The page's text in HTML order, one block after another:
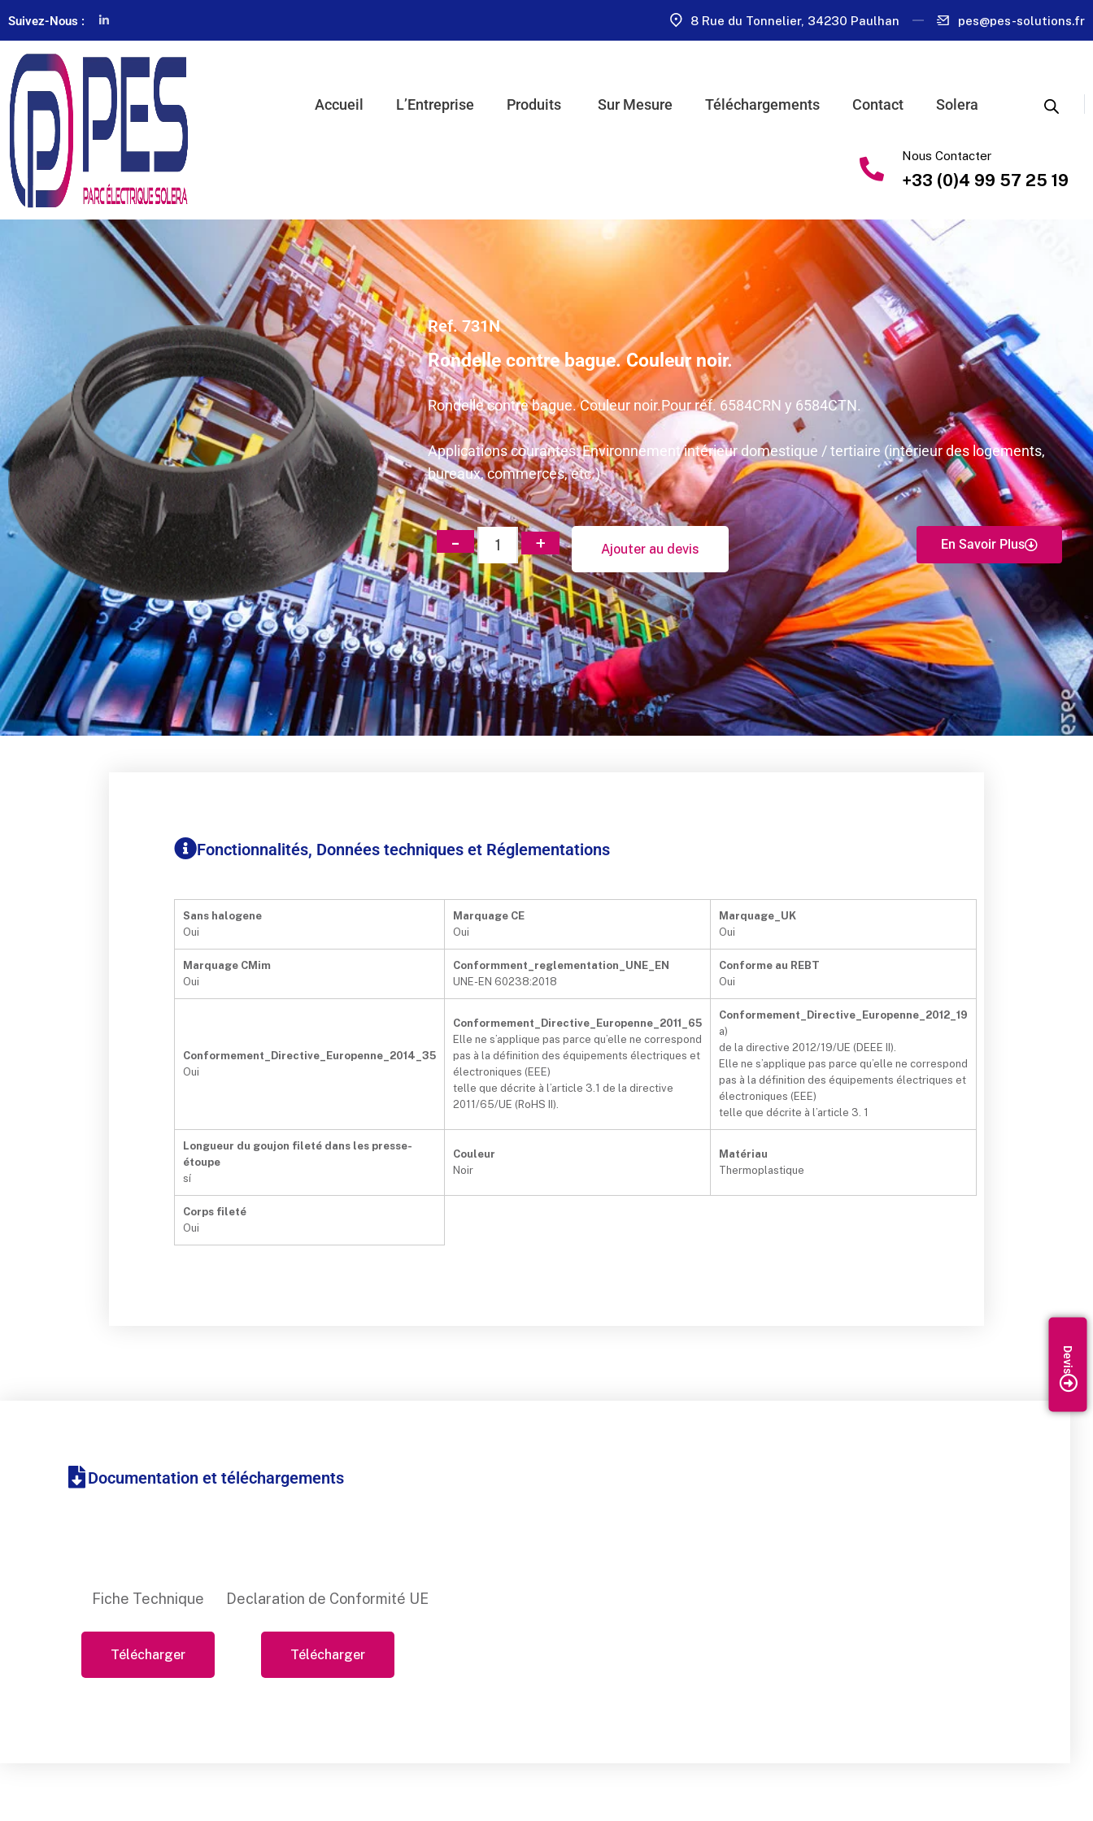
Suivez-Nous : 8 Rue du Tonnelier, 34230 Paulhan pes@pes-solutions.fr
Accueil L’Entreprise Produits Sur Mesure Téléchargements Contact Solera
Nous Contacter
+33 (0)4 99 57 25 19
Ref. 731N
Rondelle contre bague. Couleur noir.
Rondelle contre bague. Couleur noir.Pour réf. 6584CRN y 6584CTN.
Applications courantes: Environnement intérieur domestique / tertiaire (intérieur des logements,
bureaux, commerces, etc.)
Ajouter au devis En Savoir Plus
Fonctionnalités, Données techniques et Réglementations
Sans halogene
Oui
Marquage CE
Oui
Marquage_UK
Oui
Marquage CMim
Oui
Conformment_reglementation_UNE_EN
UNE-EN 60238:2018
Conforme au REBT
Oui
Conformement_Directive_Europenne_2014_35
Oui
Conformement_Directive_Europenne_2011_65
Elle ne s’applique pas parce qu’elle ne correspond
pas à la définition des équipements électriques et
électroniques (EEE)
telle que décrite à l’article 3.1 de la directive
2011/65/UE (RoHS II).
Conformement_Directive_Europenne_2012_19
a)
de la directive 2012/19/UE (DEEE II).
Elle ne s’applique pas parce qu’elle ne correspond
pas à la définition des équipements électriques et
électroniques (EEE)
telle que décrite à l’article 3. 1
Longueur du goujon fileté dans les presse-
étoupe
sí
Couleur
Noir
Matériau
Thermoplastique
Corps fileté
Oui
Documentation et téléchargements
Fiche Technique
Télécharger
Declaration de Conformité UE
Télécharger